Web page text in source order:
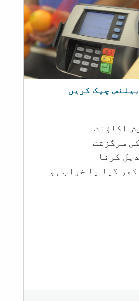
سرگزشت
گیا یا خراب ہو